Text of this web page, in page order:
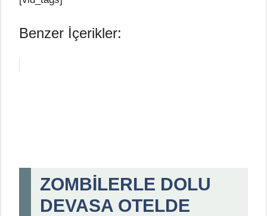
Benzer İçerikler:
ZOMBİLERLE DOLU
DEVASA OTELDE